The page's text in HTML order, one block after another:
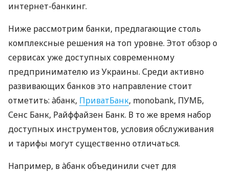
интернет-банкинг.
Ниже рассмотрим банки, предлагающие столь
комплексные решения на топ уровне. Этот обзор о
сервисах уже доступных современному
предпринимателю из Украины. Среди активно
развивающих банков это направление стоит
отметить: àбанк, ПриватБанк, monobank, ПУМБ,
Сенс Банк, Райффайзен Банк. В то же время набор
доступных инструментов, условия обслуживания
и тарифы могут существенно отличаться.
Например, в àбанк объединили счет для